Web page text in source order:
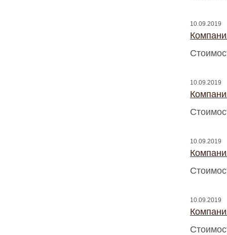
10.09.2019
10.09.2019
10.09.2019
10.09.2019